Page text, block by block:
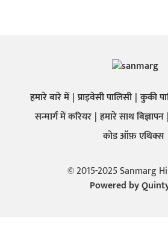
हमारे बारे में प्राइवेसी पालिसी कुकी
सन्मार्ग में करियर हमारे साथ बिज्ञापन
कोड ऑफ़ एथिक्स
© 2015-2025 Sanmarg
Powered by